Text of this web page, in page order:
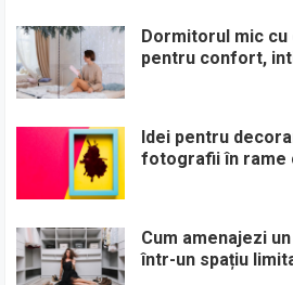
Dormitorul mic
pentru confort,
Idei pentru
fotografii în rame
Cum amenajezi
într-un spațiu